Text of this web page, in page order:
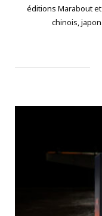
éditions Marabout
chinois,